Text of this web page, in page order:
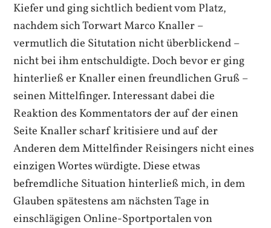
Kiefer und ging sichtlich bedient vom Platz,
nachdem sich Torwart Marco Knaller –
vermutlich die Situtation nicht überblickend –
nicht bei ihm entschuldigte. Doch bevor er ging
hinterließ er Knaller einen freundlichen Gruß –
seinen Mittelfinger. Interessant dabei die
Reaktion des Kommentators der auf der einen
Seite Knaller scharf kritisiere und auf der
Anderen dem Mittelfinder Reisingers nicht eines
einzigen Wortes würdigte. Diese etwas
befremdliche Situation hinterließ mich, in dem
Glauben spätestens am nächsten Tage in
einschlägigen Online-Sportportalen von